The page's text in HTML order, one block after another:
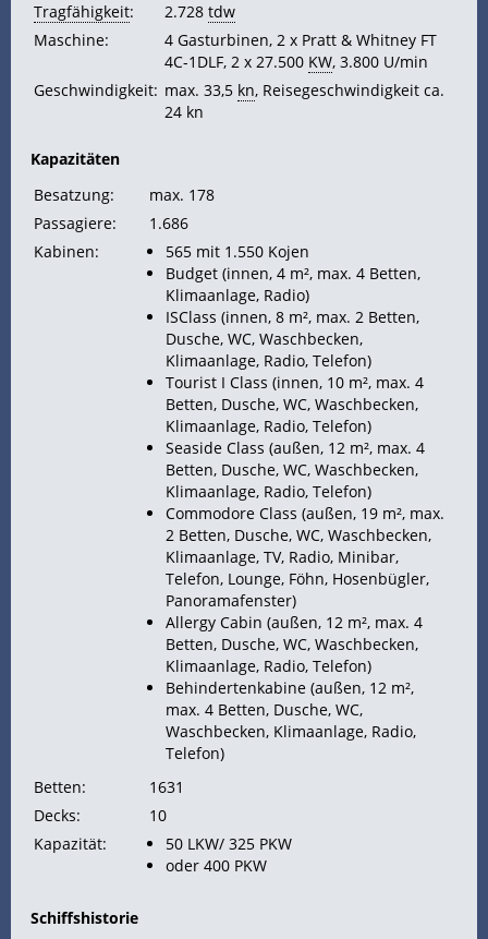
Tragfähigkeit: 2.728 tdw
Maschine:
4 Gasturbinen, 2 x Pratt & Whitney FT
4C-1DLF, 2 x 27.500 KW, 3.800 U/min
Geschwindigkeit: max. 33,5 kn, Reisegeschwindigkeit ca.
24 kn
Kapazitäten
Besatzung:
max. 178
Passagiere:
1.686
Kabinen:
565 mit 1.550 Kojen
Budget (innen, 4 m², max. 4 Betten,
Klimaanlage, Radio)
ISClass (innen, 8 m², max. 2 Betten,
Dusche, WC, Waschbecken,
Klimaanlage, Radio, Telefon)
Tourist I Class (innen, 10 m², max. 4
Betten, Dusche, WC, Waschbecken,
Klimaanlage, Radio, Telefon)
Seaside Class (außen, 12 m², max. 4
Betten, Dusche, WC, Waschbecken,
Klimaanlage, Radio, Telefon)
Commodore Class (außen, 19 m², max.
2 Betten, Dusche, WC, Waschbecken,
Klimaanlage, TV, Radio, Minibar,
Telefon, Lounge, Föhn, Hosenbügler,
Panoramafenster)
Allergy Cabin (außen, 12 m², max. 4
Betten, Dusche, WC, Waschbecken,
Klimaanlage, Radio, Telefon)
Behindertenkabine (außen, 12 m²,
max. 4 Betten, Dusche, WC,
Waschbecken, Klimaanlage, Radio,
Telefon)
Betten:
1631
Decks:
10
Kapazität:
50 LKW/ 325 PKW
oder 400 PKW
Schiffshistorie